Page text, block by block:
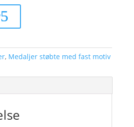
, Medaljer støbte med fast motiv